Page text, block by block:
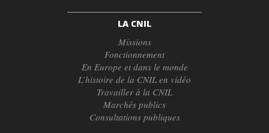
LA CNIL
Missions
Fonctionnement
En Europe et dans le monde
L’histoire de la CNIL en vidéo
Travailler à la CNIL
Marchés publics
Consultations publiques